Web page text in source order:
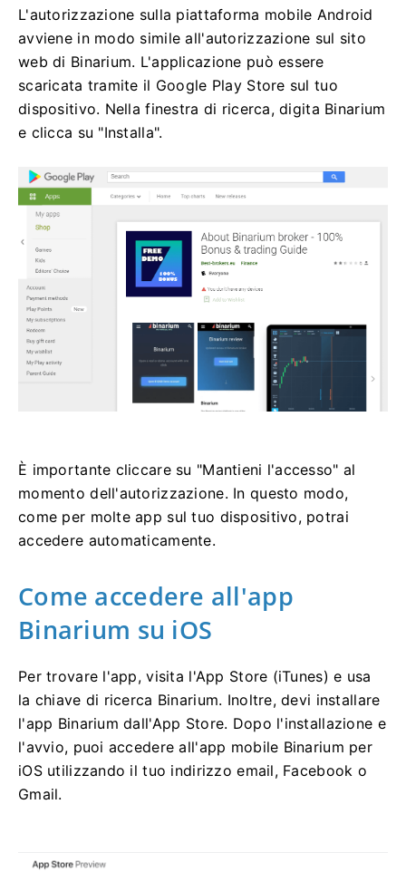
L'autorizzazione sulla piattaforma mobile Android
avviene in modo simile all'autorizzazione sul sito
web di Binarium. L'applicazione può essere
scaricata tramite il Google Play Store sul tuo
dispositivo. Nella finestra di ricerca, digita Binarium
e clicca su "Installa".
È importante cliccare su "Mantieni l'accesso" al
momento dell'autorizzazione. In questo modo,
come per molte app sul tuo dispositivo, potrai
accedere automaticamente.
Come accedere all'app
Binarium su iOS
Per trovare l'app, visita l'App Store (iTunes) e usa
la chiave di ricerca Binarium. Inoltre, devi installare
l'app Binarium dall'App Store. Dopo l'installazione e
l'avvio, puoi accedere all'app mobile Binarium per
iOS utilizzando il tuo indirizzo email, Facebook o
Gmail.